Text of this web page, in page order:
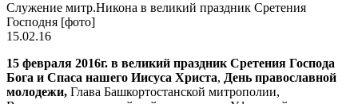
Служение митр.Никона в великий праздник Сретения
Господня [фото]
15.02.16
15 февраля 2016г. в великий праздник Сретения Господа
Бога и Спаса нашего Иисуса Христа, День православной
молодежи, Глава Башкортостанской митрополии,